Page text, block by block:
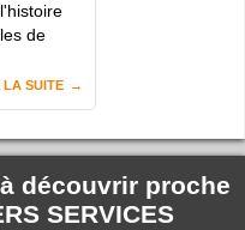
de
LA SUITE
découvrir proche
SERVICES